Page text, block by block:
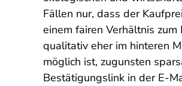
Fällen nur, dass der
einem fairen Verhältnis
qualitativ eher im hinteren
möglich ist, zugunsten
Bestätigungslink in der E-